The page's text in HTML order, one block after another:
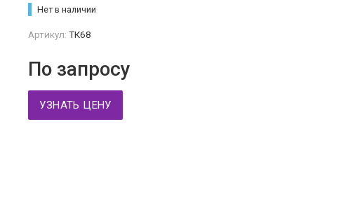
Нет в наличии
Артикул: ТК68
По запросу
УЗНАТЬ ЦЕНУ